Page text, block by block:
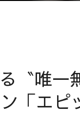
〝唯一
「エピ